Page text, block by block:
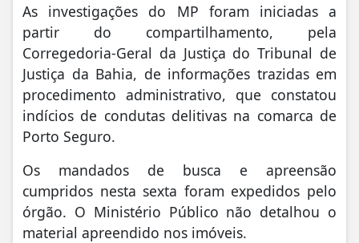
As investigações do MP foram iniciadas a
partir do compartilhamento, pela
Corregedoria-Geral da Justiça do Tribunal de
Justiça da Bahia, de informações trazidas em
procedimento administrativo, que constatou
indícios de condutas delitivas na comarca de
Porto Seguro.
Os mandados de busca e apreensão
cumpridos nesta sexta foram expedidos pelo
órgão. O Ministério Público não detalhou o
material apreendido nos imóveis.